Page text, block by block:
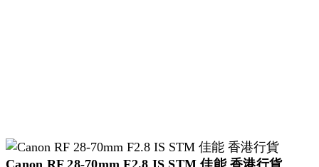
Canon RF 28-70mm F2.8 IS STM 佳能 香港行貨